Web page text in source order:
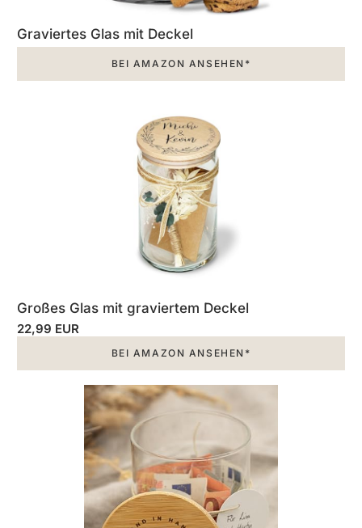
Graviertes Glas mit Deckel
BEI AMAZON ANSEHEN*
Großes Glas mit graviertem Deckel
22,99 EUR
BEI AMAZON ANSEHEN*